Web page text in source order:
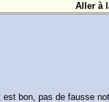
Aller à
bon, pas de fausse